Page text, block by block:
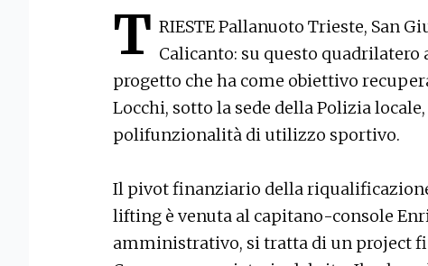
T RIESTE Pallanuoto Trieste, San
Calicanto: su questo
progetto che ha come obiettivo
Locchi, sotto la sede della Polizia
polifunzionalità di utilizzo sportivo.
Il pivot finanziario della riqualificazione
lifting è venuta al capitano-console
amministrativo, si tratta di un project